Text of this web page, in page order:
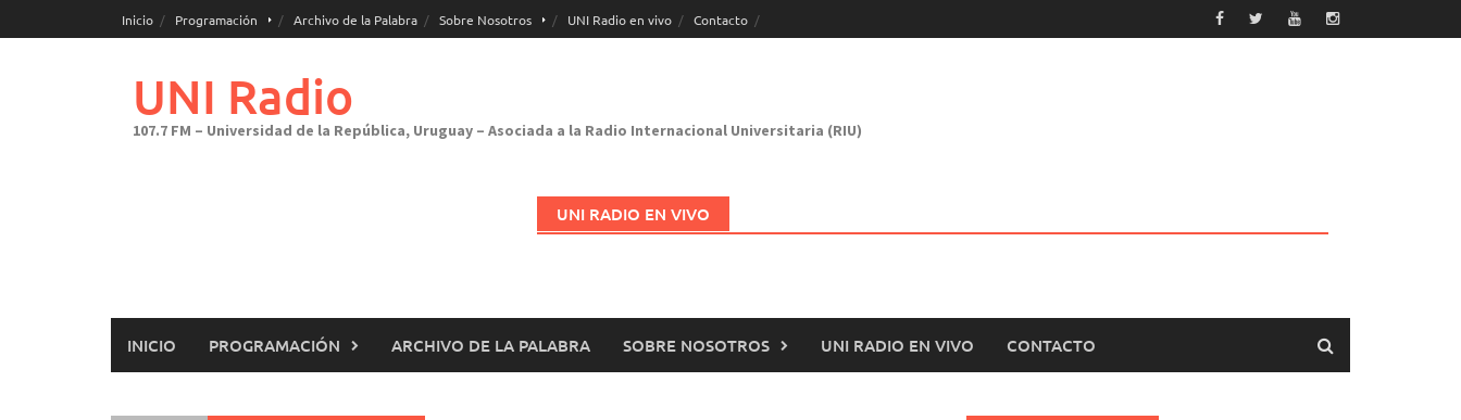
al
Inicio Programación Archivo de la Palabra Sobre Nosotros UNI Radio en vivo Contacto
UNI Radio
107.7 FM – Universidad de la República, Uruguay – Asociada a la Radio Internacional Universitaria (RIU)
UNI RADIO EN VIVO
INICIO PROGRAMACIÓN ARCHIVO DE LA PALABRA SOBRE NOSOTROS UNI RADIO EN VIVO CONTACTO